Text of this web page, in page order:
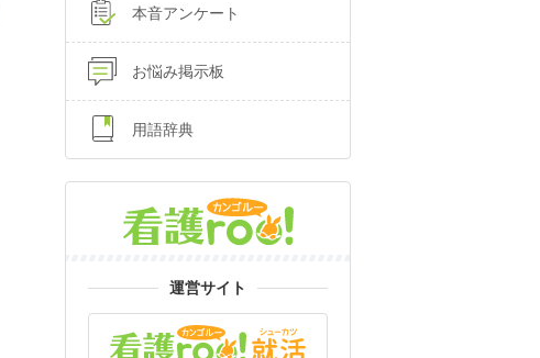
本音アンケート
お悩み掲示板
用語辞典
運営サイト